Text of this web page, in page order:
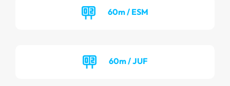
60m / ESM
60m / JUF